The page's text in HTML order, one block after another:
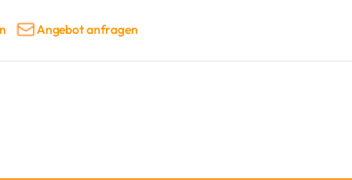
Angebot anfragen